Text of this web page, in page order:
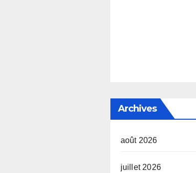
Archives
août 2026
juillet 2026